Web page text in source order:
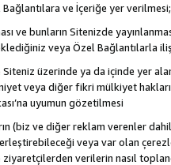
ve İçeriğe yer verilmesi;
ve bunların Sitenizde
veya Özel Bağlantılarla
üzerinde ya da içinde yer
veya diğer fikri mülkiyet
uyumun gözetilmesi
(biz ve diğer reklam verenler
veya var olan
verilerin nasıl